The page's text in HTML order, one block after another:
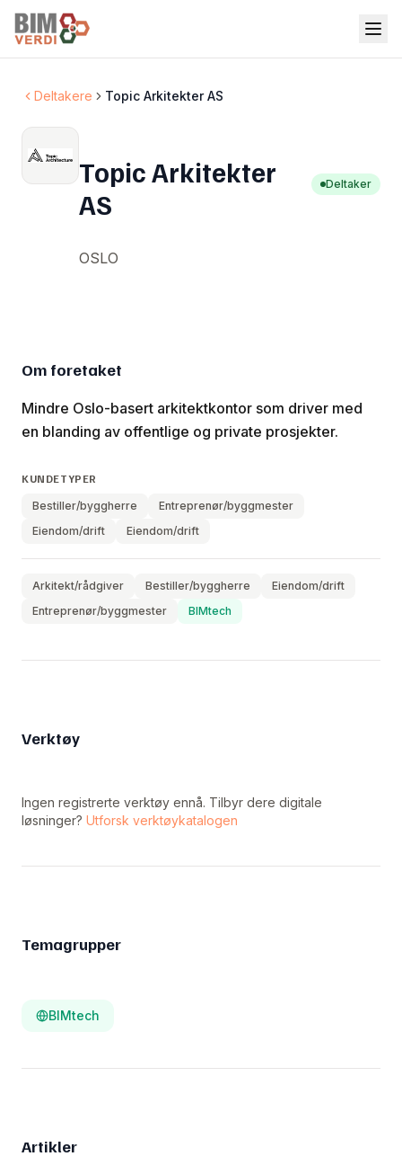
Deltakere Topic Arkitekter AS
Topic Arkitekter
AS
Deltaker
OSLO
Om foretaket
Mindre Oslo-basert arkitektkontor som driver med
en blanding av offentlige og private prosjekter.
KUNDETYPER
Bestiller/byggherre
Entreprenør/byggmester
Eiendom/drift
Eiendom/drift
Arkitekt/rådgiver Bestiller/byggherre
Eiendom/drift
Entreprenør/byggmester
BIMtech
Verktøy
Ingen registrerte verktøy ennå. Tilbyr dere digitale
løsninger? Utforsk verktøykatalogen
Temagrupper
BIMtech
Artikler